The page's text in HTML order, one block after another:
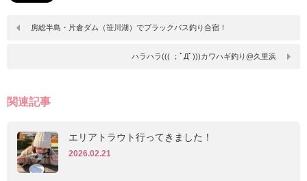
房総半島・片倉ダム（笹川湖）でブラックバス釣り合宿！
ハラハラ((( ；ﾟДﾟ)))カワハギ釣り@久里浜
関連記事
エリアトラウト行ってきました！
2026.02.21